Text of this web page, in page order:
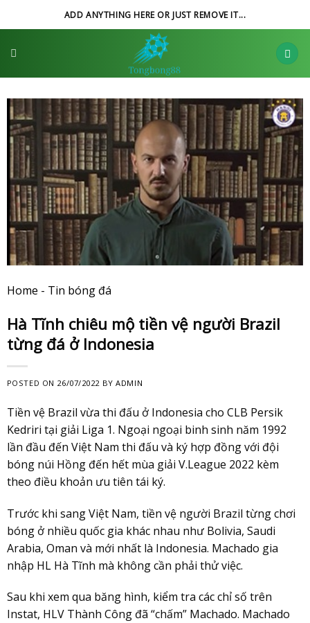
to
ADD ANYTHING HERE OR JUST REMOVE IT...
Home - Tin bóng đá
Hà Tĩnh chiêu mộ tiền vệ người Brazil
từng đá ở Indonesia
POSTED ON 26/07/2022 BYADMIN
Tiền vệ Brazil vừa thi đấu ở Indonesia cho CLB Persik
Kedriri tại giải Liga 1. Ngoại ngoại binh sinh năm 1992
lần đầu đến Việt Nam thi đấu và ký hợp đồng với đội
bóng núi Hồng đến hết mùa giải V.League 2022 kèm
theo điều khoản ưu tiên tái ký.
Trước khi sang Việt Nam, tiền vệ người Brazil từng chơi
bóng ở nhiều quốc gia khác nhau như Bolivia, Saudi
Arabia, Oman và mới nhất là Indonesia. Machado gia
nhập HL Hà Tĩnh mà không cần phải thử việc.
Sau khi xem qua băng hình, kiểm tra các chỉ số trên
Instat, HLV Thành Công đã “chấm” Machado. Machado